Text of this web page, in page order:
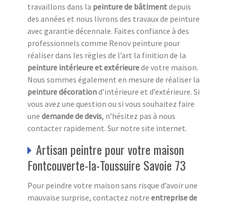
travaillons dans la peinture de bâtimentdepuis
des années et nous livrons des travaux de peinture
avec garantie décennale. Faites confiance à des
professionnels comme Renov peinture pour
réaliser dans les règles de l’art la finition de la
peinture intérieure et extérieurede votre maison.
Nous sommes également en mesure de réaliser la
peinture décorationd’intérieure et d’extérieure. Si
vous avez une question ou si vous souhaitez faire
une demande de devis, n’hésitez pas à nous
contacter rapidement. Sur notre site internet.
Artisan peintre pour votre maison
Fontcouverte-la-Toussuire Savoie 73
Pour peindre votre maison sans risque d’avoir une
mauvaise surprise, contactez notre entreprise de